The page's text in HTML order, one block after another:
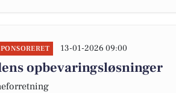
13-01-2026 09:00
opbevaringsløsninger